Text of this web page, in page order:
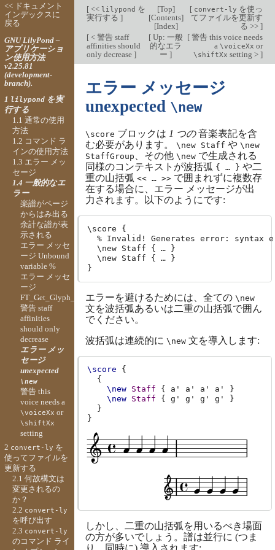
[<< lilypond を
実行する ]
[Top]
[Contents]
[Index]
[ convert-ly を使っ
てファイルを更新す
る >> ]
[< 警告 staff
affinities should
only decrease ]
[ Up: 一般
的なエラ
ー]
[警告 this voice needs
a \voiceXx or
\shiftXx setting > ]
エラー メッセージ
unexpected \new
\score ブロックは 1 つの音楽表記を含
む必要があります。 \new Staff や \new
StaffGroup
、その他 \newで生成される
同様のコンテキストが波括弧 { … } や二
重の山括弧 << … >>で囲まれずに複数存
在する場合に、エラー メッセージが出
力されます。以下のようにです:
\score {
% Invalid! Generates error: syntax
  \new Staff { … }
  \new Staff { … }
エラーを避けるためには、全ての \new
文を波括弧あるいは二重の山括弧で囲ん
でください。
波括弧は連続的に \new文を導入します:
\score
{
{
\new
Staff { a' a' a' a'
}
\new
Staff { g' g' g' g'
}
}
}
しかし、二重の山括弧を用いるべき場面
の方が多いでしょう。譜は並行に (つま
<< ドキュメント
インデックスに
戻る
GNU LilyPond –
アプリケーショ
ン使用方法
v2.25.81
(development-
branch).
1 lilypondを実
行する
1.1 通常の使用
方法
1.2 コマンド ラ
インの使用方法
1.3 エラー メッ
セージ
1.4 一般的なエ
ラー
楽譜がページ
からはみ出る
余計な譜が表
示される
エラー メッセ
ージ Unbound
variable %
エラー メッセ
ージ
FT_Get_Glyph_Name
警告 staff
affinities
should only
decrease
エラー メッ
セージ
unexpected
\new
警告 this
voice needs a
\voiceXx or
\shiftXx
setting
2 convert-ly を
使ってファイルを
更新する
2.1 何故構文は
変更されるの
か？
2.2 convert-ly
を呼び出す
2.3 convert-ly
のコマンド ライ